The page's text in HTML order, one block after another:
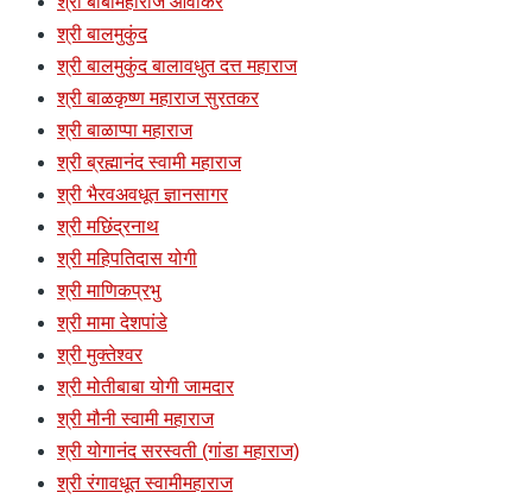
श्री बालमुकुंद
श्री बालमुकुंद बालावधुत दत्त महाराज
श्री बाळकृष्ण महाराज सुरतकर
श्री बाळाप्पा महाराज
श्री ब्रह्मानंद स्वामी महाराज
श्री भैरवअवधूत ज्ञानसागर
श्री मछिंद्रनाथ
श्री महिपतिदास योगी
श्री माणिकप्रभु
श्री मामा देशपांडे
श्री मुक्तेश्वर
श्री मोतीबाबा योगी जामदार
श्री मौनी स्वामी महाराज
श्री योगानंद सरस्वती (गांडा महाराज)
श्री रंगावधूत स्वामीमहाराज